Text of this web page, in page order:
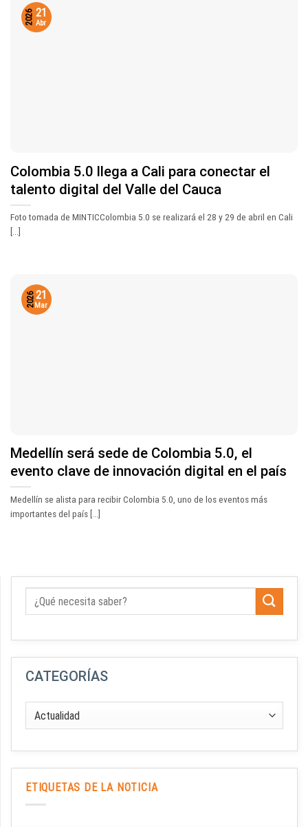
Colombia 5.0 llega a Cali para conectar el
talento digital del Valle del Cauca
Foto tomada de MINTICColombia 5.0 se realizará el 28 y 29 de abril en Cali
[...]
21
Abr
2026
Medellín será sede de Colombia 5.0, el
evento clave de innovación digital en el país
Medellín se alista para recibir Colombia 5.0, uno de los eventos más
importantes del país [...]
21
Mar
2026
CATEGORÍAS
ETIQUETAS DE LA NOTICIA